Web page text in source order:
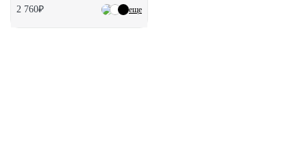
еще
2 760₽